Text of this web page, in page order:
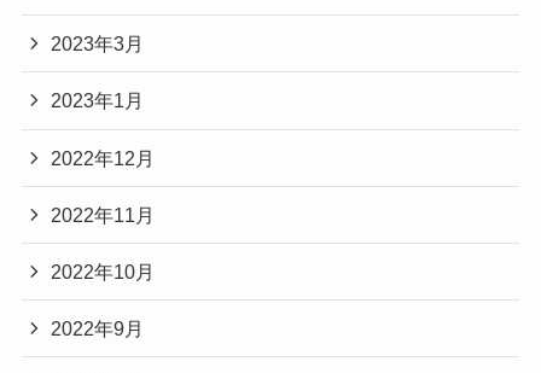
2023年3月
2023年1月
2022年12月
2022年11月
2022年10月
2022年9月